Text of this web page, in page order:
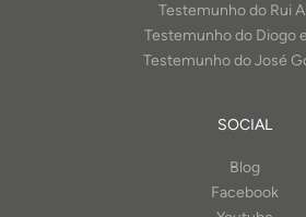
Testemunho do Rui
Testemunho do Diogo
Testemunho do José
SOCIAL
Blog
Facebook